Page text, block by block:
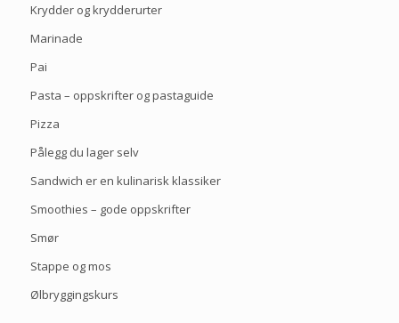
Krydder og krydderurter
Marinade
Pai
Pasta – oppskrifter og pastaguide
Pizza
Pålegg du lager selv
Sandwich er en kulinarisk klassiker
Smoothies – gode oppskrifter
Smør
Stappe og mos
Ølbryggingskurs